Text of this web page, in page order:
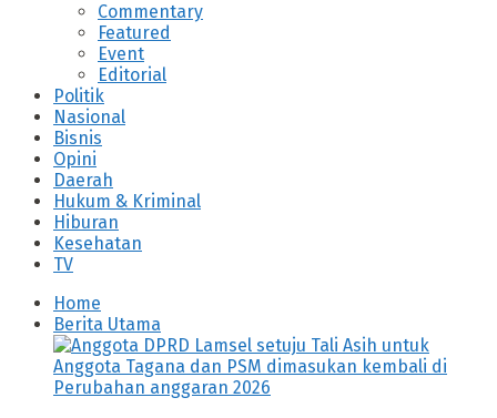
Commentary
Featured
Event
Editorial
Politik
Nasional
Bisnis
Opini
Daerah
Hukum & Kriminal
Hiburan
Kesehatan
TV
Home
Berita Utama